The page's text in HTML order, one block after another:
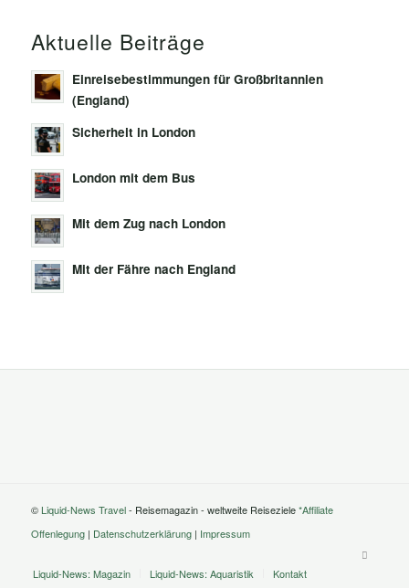
Aktuelle Beiträge
Einreisebestimmungen für Großbritannien
(England)
Sicherheit in London
London mit dem Bus
Mit dem Zug nach London
Mit der Fähre nach England
©Liquid-News Travel- Reisemagazin - weltweite Reiseziele*Affiliate
Offenlegung| Datenschutzerklärung| Impressum
Liquid-News: Magazin Liquid-News: Aquaristik Kontakt